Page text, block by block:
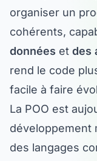
organiser un
cohérents,
données et des
rend le code
facile à faire
La POO est
développement
des langages